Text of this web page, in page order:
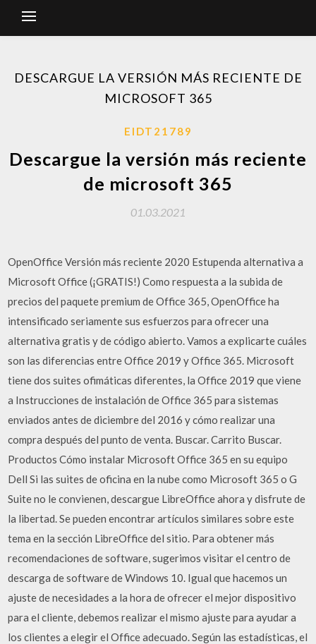
DESCARGUE LA VERSIÓN MÁS RECIENTE DE
MICROSOFT 365
EIDT21789
Descargue la versión más reciente
de microsoft 365
01.03.2021
OpenOffice Versión más reciente 2020 Estupenda alternativa a
Microsoft Office (¡GRATIS!) Como respuesta a la subida de
precios del paquete premium de Office 365, OpenOffice ha
intensificado seriamente sus esfuerzos para ofrecer una
alternativa gratis y de código abierto. Vamos a explicarte cuáles
son las diferencias entre Office 2019 y Office 365. Microsoft
tiene dos suites ofimáticas diferentes, la Office 2019 que viene
a Instrucciones de instalación de Office 365 para sistemas
enviados antes de diciembre del 2016 y cómo realizar una
compra después del punto de venta. Buscar. Carrito Buscar.
Productos Cómo instalar Microsoft Office 365 en su equipo
Dell Si las suites de oficina en la nube como Microsoft 365 o G
Suite no le convienen, descargue LibreOffice ahora y disfrute de
la libertad. Se pueden encontrar artículos similares sobre este
tema en la sección LibreOffice del sitio. Para obtener más
recomendaciones de software, sugerimos visitar el centro de
descarga de software de Windows 10. Igual que hacemos un
ajuste de necesidades a la hora de ofrecer el mejor dispositivo
para el cliente, debemos realizar el mismo ajuste para ayudar a
los clientes a elegir el Office adecuado. Según las estadísticas, el